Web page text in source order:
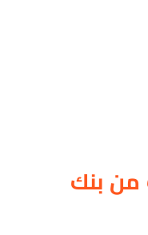
من بنك